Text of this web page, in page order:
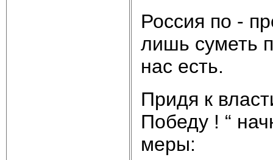
Россия по -
лишь суметь
нас есть.
Придя к
Победу ! “
меры: